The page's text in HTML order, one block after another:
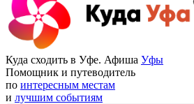
Куда сходить в Уфе. Афиша Уфы
Помощник и путеводитель
по интересным местам
и лучшим событиям